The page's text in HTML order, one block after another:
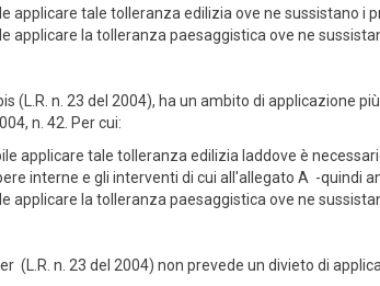
applicare tale tolleranza edilizia ove ne sussistano i
applicare la tolleranza paesaggistica ove ne
(L.R. n. 23 del 2004), ha un ambito di
n. 42. Per cui:
applicare tale tolleranza edilizia laddove è
interne e gli interventi di cui all'allegato A -quindi
applicare la tolleranza paesaggistica ove ne
(L.R. n. 23 del 2004) non prevede un divieto di